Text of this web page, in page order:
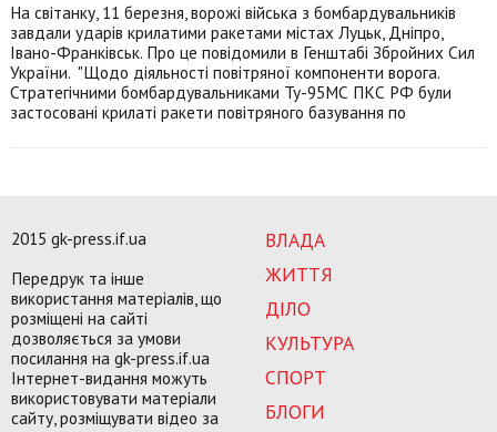
На світанку, 11 березня, ворожі війська з бомбардувальників
завдали ударів крилатими ракетами містах Луцьк, Дніпро,
Івано-Франківськ. Про це повідомили в Генштабі Збройних Сил
України. "Щодо діяльності повітряної компоненти ворога.
Стратегічними бомбардувальниками Ту-95МС ПКС РФ були
застосовані крилаті ракети повітряного базування по
ВЛАДА
ЖИТТЯ
ДІЛО
КУЛЬТУРА
СПОРТ
БЛОГИ
2015 gk-press.if.ua
Передрук та інше
використання матеріалів, що
розміщені на сайті
дозволяється за умови
посилання на gk-press.if.ua
Інтернет-видання можуть
використовувати матеріали
сайту, розміщувати відео за